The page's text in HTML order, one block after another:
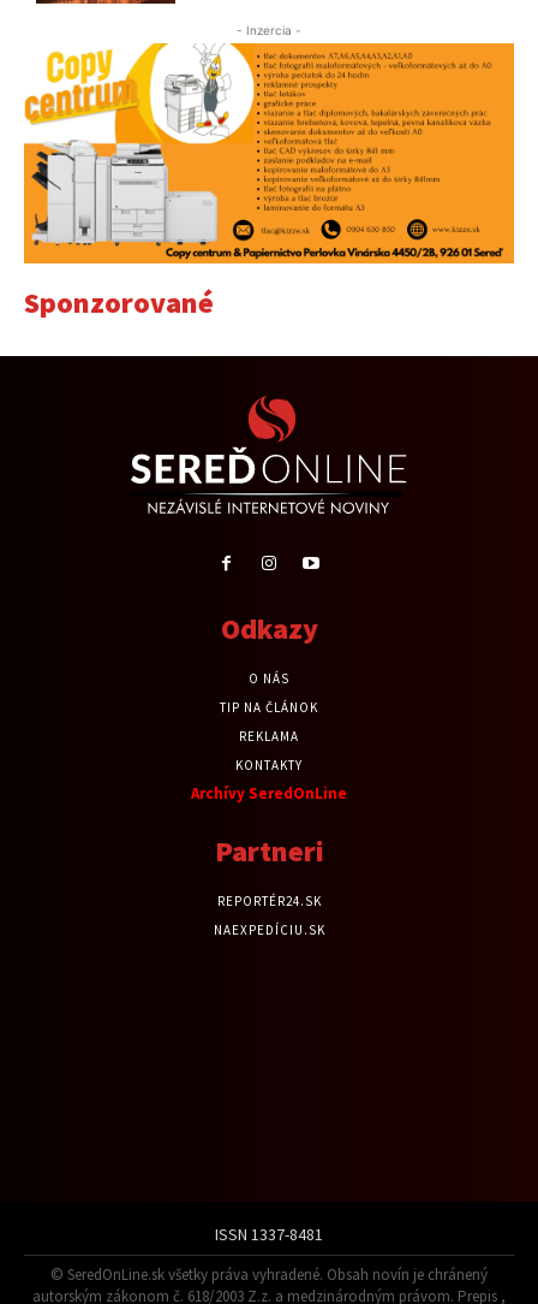
- Inzercia -
Sponzorované
Odkazy
O NÁS
TIP NA ČLÁNOK
REKLAMA
KONTAKTY
Archívy SeredOnLine
Partneri
REPORTÉR24.SK
NAEXPEDÍCIU.SK
ISSN 1337-8481
© SeredOnLine.sk všetky práva vyhradené. Obsah novín je chránený
autorským zákonom č. 618/2003 Z.z. a medzinárodným právom. Prepis ,